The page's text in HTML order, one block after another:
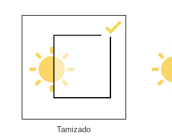
Tamizado